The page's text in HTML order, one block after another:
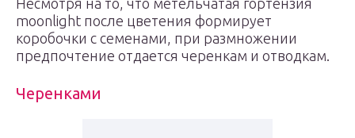
Несмотря на то, что метельчатая гортензия
moonlight после цветения формирует
коробочки с семенами, при размножении
предпочтение отдается черенкам и отводкам.
Черенками